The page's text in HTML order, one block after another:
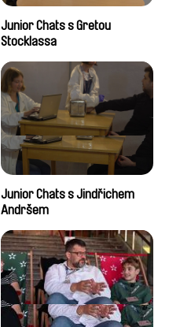
Junior Chats s Gretou
Stocklassa
Junior Chats s Jindřichem
Andršem